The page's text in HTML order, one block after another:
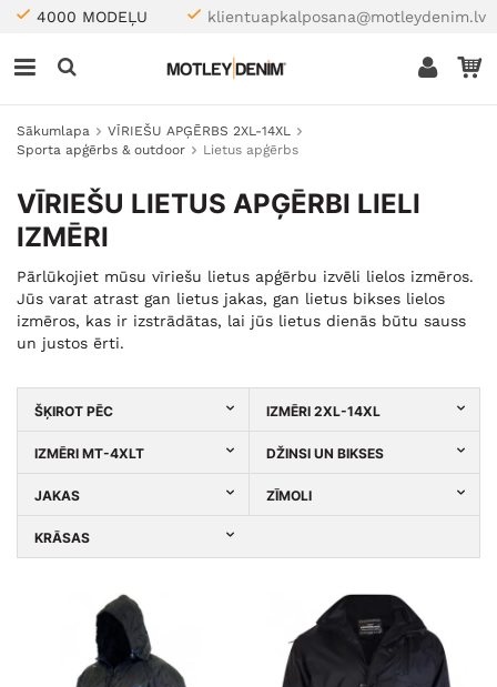
4000 MODEĻU klientuapkalposana@motleydenim.lv
Sākumlapa
VĪRIEŠU APĢĒRBS 2XL-14XL
Sporta apģērbs & outdoor
Lietus apģērbs
VĪRIEŠU LIETUS APĢĒRBI LIELI
IZMĒRI
Pārlūkojiet mūsu vīriešu lietus apģērbu izvēli lielos izmēros.
Jūs varat atrast gan lietus jakas, gan lietus bikses lielos
izmēros, kas ir izstrādātas, lai jūs lietus dienās būtu sauss
un justos ērti.
ŠĶIROT PĒC IZMĒRI 2XL-14XL
IZMĒRI MT-4XLT DŽINSI UN BIKSES
JAKAS ZĪMOLI
KRĀSAS